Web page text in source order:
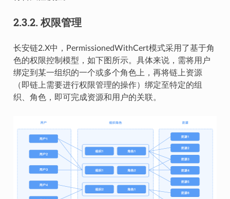
2.3.2.权限管理
长安链2.X中，PermissionedWithCert模式采用了基于角
色的权限控制模型，如下图所示。具体来说，需将用户
绑定到某一组织的一个或多个角色上，再将链上资源
（即链上需要进行权限管理的操作）绑定至特定的组
织、角色，即可完成资源和用户的关联。